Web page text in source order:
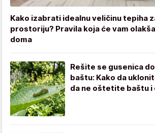
Kako izabrati idealnu veličinu tepiha
prostoriju? Pravila koja će vam
doma
Rešite se gusenica
baštu: Kako da
da ne oštetite baštu i